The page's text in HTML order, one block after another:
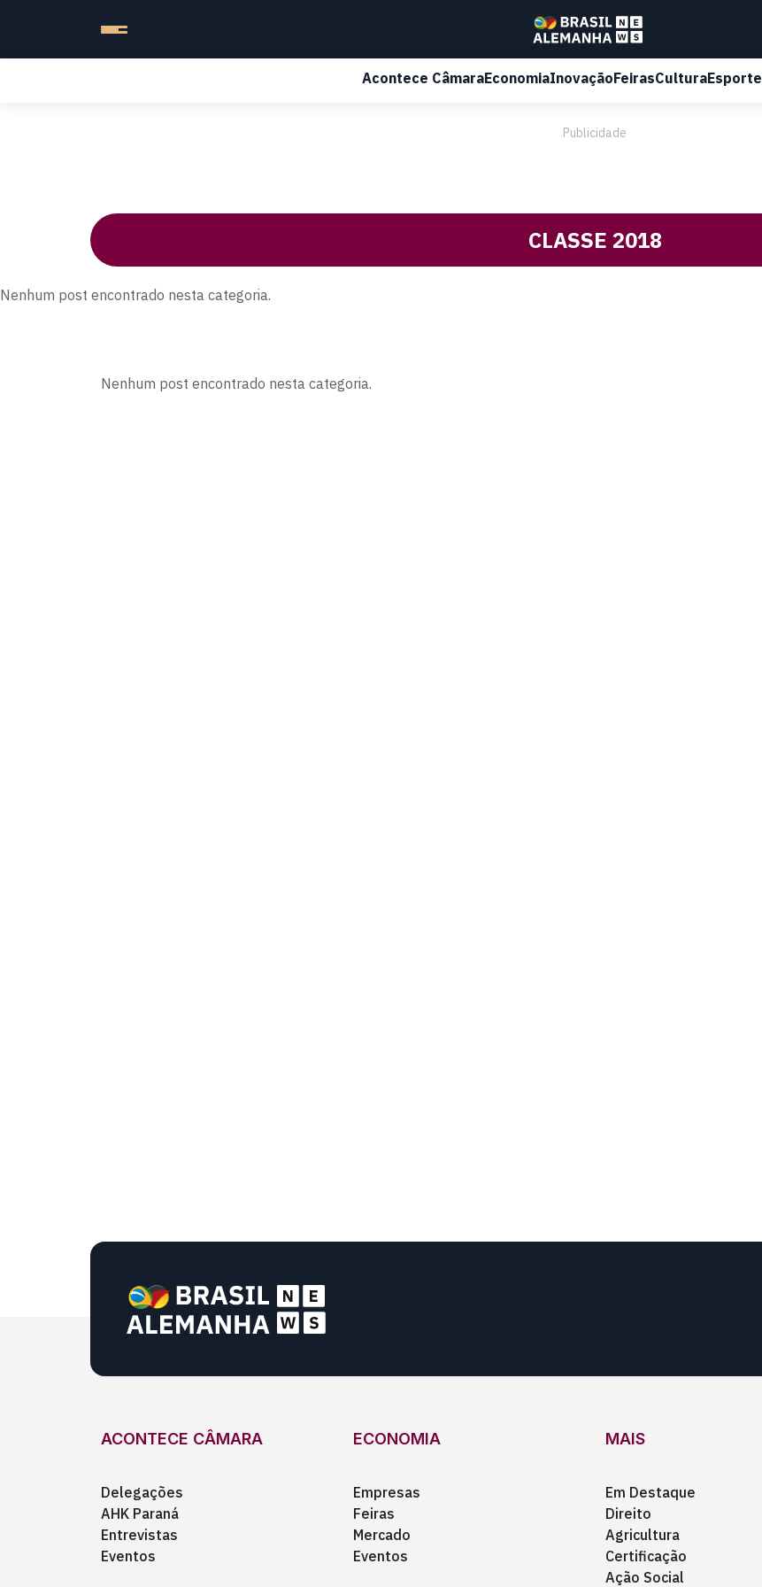
Acontece CâmaraEconomiaInovaçãoFeirasCulturaEsporte
Publicidade
CLASSE 2018
Nenhum post encontrado nesta categoria.
Nenhum post encontrado nesta categoria.
ACONTECE CÂMARA
Delegações
AHK Paraná
Entrevistas
Eventos
ECONOMIA
Empresas
Feiras
Mercado
Eventos
MAIS
Em Destaque
Direito
Agricultura
Certificação
Ação Social